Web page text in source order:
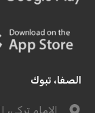
الصفا، تبوك
الامام تركي،